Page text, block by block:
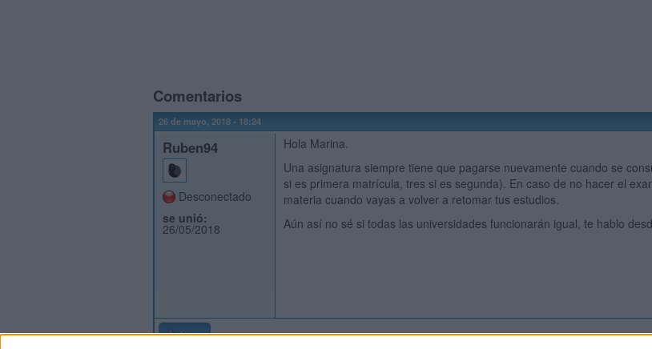
Comentarios
26 de mayo, 2018 - 18:24
Ruben94
Desconectado
se unió:
26/05/2018
Hola Marina.
Una asignatura siempre tiene que pagarse nuevamente cuando se
si es primera matrícula, tres si es segunda). En caso de no hacer el
materia cuando vayas a volver a retomar tus estudios.
Aún así no sé si todas las universidades funcionarán igual, te hablo
Inicio